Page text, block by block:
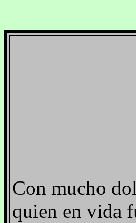
Con mucho
quien en vida